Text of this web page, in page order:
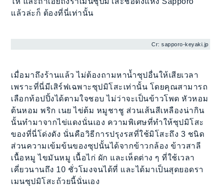
แล้วล่ะก็ ต้องที่นี่เท่านั้น
Cr: sapporo-keyaki.jp
เมื่อมาถึงร้านแล้ว ไม่ต้องถามหาน้ำซุปอื่นให้เสียเวลา
เพราะที่นี่มีเสิร์ฟเฉพาะซุปมิโสะเท่านั้น โดยคุณสามารถ
เลือกท้อปปิ้งได้ตามใจชอบ ไม่ว่าจะเป็นข้าวโพด หัวหอม
ต้นหอม พริก เนย ไข่ต้ม หมูชาชู ส่วนเส้นสีเหลืองน่ากิน
นั้นทำมาจากไข่แดงนั่นเอง ความพิเศษที่ทำให้ซุปมิโสะ
ของที่นี่โด่งดัง นั่นคือวิธีการปรุงรสที่ใช้มิโสะถึง 3 ชนิด
ส่วนความเข้มข้นของซุปนั้นได้จากข้าวกล้อง ข้าวสาลี
เนื้อหมู ไขมันหมู เนื้อไก่ ผัก และเห็ดต่าง ๆ ที่ใช้เวลา
เคี่ยวนานถึง 10 ชั่วโมงจนได้ที่ และได้มาเป็นสุดยอดรา
เมนซุปมิโสะถ้วยนี้นั่นเอง